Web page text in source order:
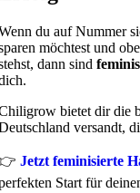
du auf Nummer
möchtest und
dann sind
bietet dir die
versandt,
Jetzt feminisierte
Start für